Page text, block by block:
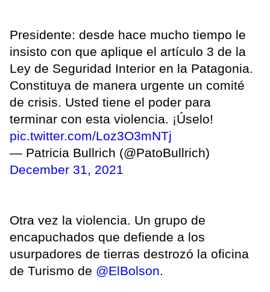
Presidente: desde hace mucho tiempo le
insisto con que aplique el artículo 3 de la
Ley de Seguridad Interior en la Patagonia.
Constituya de manera urgente un comité
de crisis. Usted tiene el poder para
terminar con esta violencia. ¡Úselo!
pic.twitter.com/Loz3O3mNTj
— Patricia Bullrich (@PatoBullrich)
December 31, 2021
Otra vez la violencia. Un grupo de
encapuchados que defiende a los
usurpadores de tierras destrozó la oficina
de Turismo de @ElBolson.